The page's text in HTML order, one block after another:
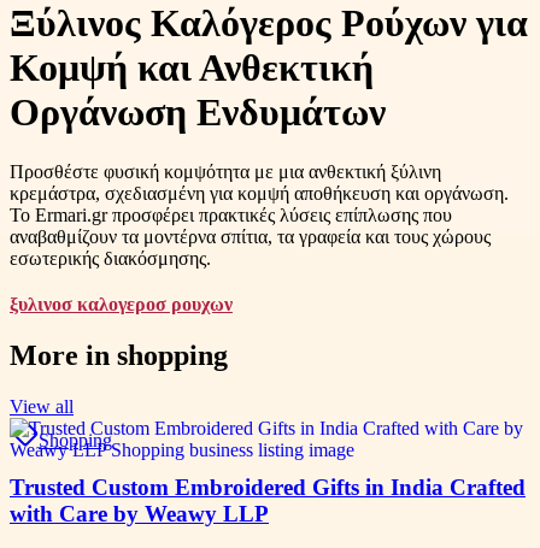
Ξύλινος Καλόγερος Ρούχων για
Κομψή και Ανθεκτική
Οργάνωση Ενδυμάτων
Προσθέστε φυσική κομψότητα με μια ανθεκτική ξύλινη
κρεμάστρα, σχεδιασμένη για κομψή αποθήκευση και οργάνωση.
Το Ermari.gr προσφέρει πρακτικές λύσεις επίπλωσης που
αναβαθμίζουν τα μοντέρνα σπίτια, τα γραφεία και τους χώρους
εσωτερικής διακόσμησης.
ξυλινοσ καλογεροσ ρουχων
More in shopping
View all
Shopping
Trusted Custom Embroidered Gifts in India Crafted
with Care by Weawy LLP